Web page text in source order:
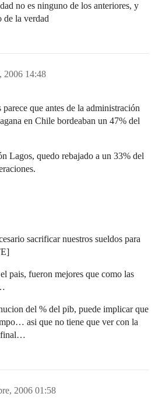
no es ninguno de los anteriores, y
de la verdad
2006 14:48
que antes de la administración
en Chile bordeaban un 47% del
Lagos, quedo rebajado a un 33% del
sacrificar nuestros sueldos para
pais, fueron mejores que como las
del % del pib, puede implicar que
asi que no tiene que ver con la
final…
2006 01:58